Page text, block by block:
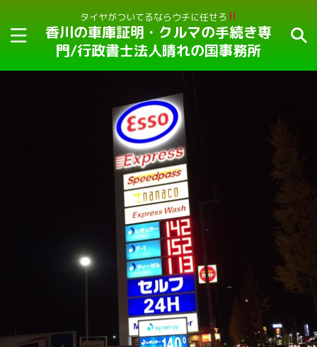
タイヤがついてるならウチに任せろ
香川の車庫証明・クルマの手続き専
門/行政書士法人晴れの国事務所